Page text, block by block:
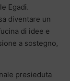
Egadi.
diventare un
di idee e
a sostegno,
presieduta